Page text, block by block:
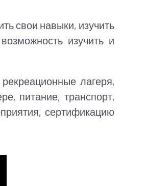
свои навыки, изучить
изучить и
лагеря,
питание, транспорт,
сертификацию